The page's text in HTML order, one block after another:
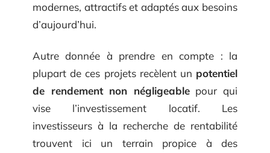
modernes, attractifs et adaptés aux besoins
d’aujourd’hui.
Autre donnée à prendre en compte : la
plupart de ces projets recèlent un potentiel
de rendement non négligeablepour qui
vise l’investissement locatif. Les
investisseurs à la recherche de rentabilité
trouvent ici un terrain propice à des